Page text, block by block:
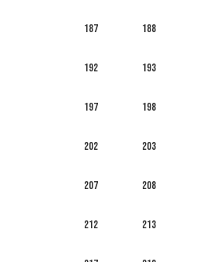
187 188
192 193
197 198
202 203
207 208
212 213